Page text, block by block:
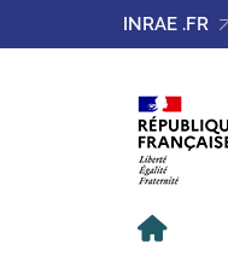
INRAE .FR
Gérer les cookies